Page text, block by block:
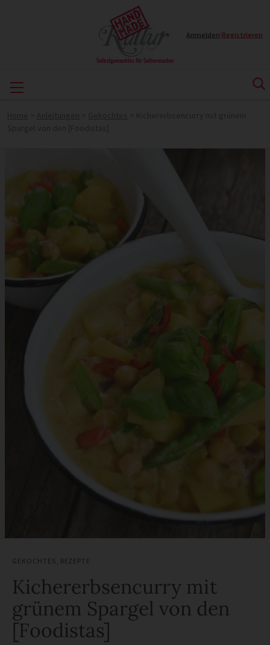
Anmelden Registrieren
GEKOCHTES REZEPTE
Kichererbsencurry mit
grünem Spargel von den
[Foodistas]